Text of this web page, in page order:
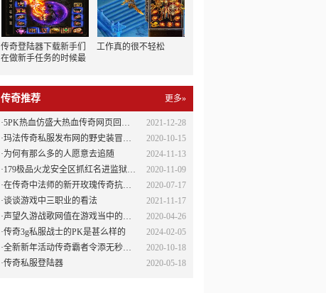
传奇登陆器下载新手们
在做新手任务的时候最
工作真的很不轻松
传奇推荐 更多»
2021-12-28
·5PK热血仿盛大热血传奇网页回馈！封测练级内测有礼！
2020-10-15
·玛法传奇私服发布网的野史装冒险王神兵传奇无敌版备篇•霓裳羽衣
2024-11-13
·为何有那么多的人愿意去追随
2020-11-09
·179极品火龙安全区抓红名进监狱的脚本
2020-07-17
·在传奇中法师的新开玫瑰传奇抗拒火环有多厉害
2021-11-17
·谈谈游戏中三职业的看法
2020-04-26
·声望久游战歌网值在游戏当中的作用巨大
2024-02-05
·传奇3g私服战士的PK是甚么样的
2020-10-18
·全新新年活动传奇霸者令添无秒杀超变传奇加技巧案例
2020-05-18
·传奇私服登陆器